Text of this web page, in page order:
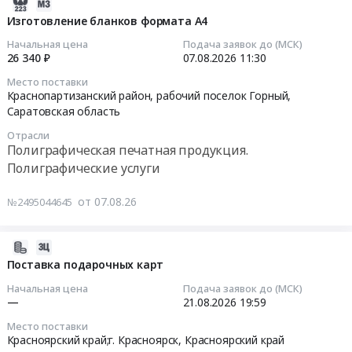
Изготовление бланков формата А4
Начальная цена
26 340 ₽
Подача заявок до (МСК)
07.08.2026 11:30
Место поставки
Краснопартизанский район, рабочий поселок Горный,
Саратовская область
Отрасли
Полиграфическая печатная продукция.
Полиграфические услуги
№2495044645 от 07.08.26
Поставка подарочных карт
Начальная цена
—
Подача заявок до (МСК)
21.08.2026 19:59
Место поставки
Красноярский край;г. Красноярск, Красноярский край